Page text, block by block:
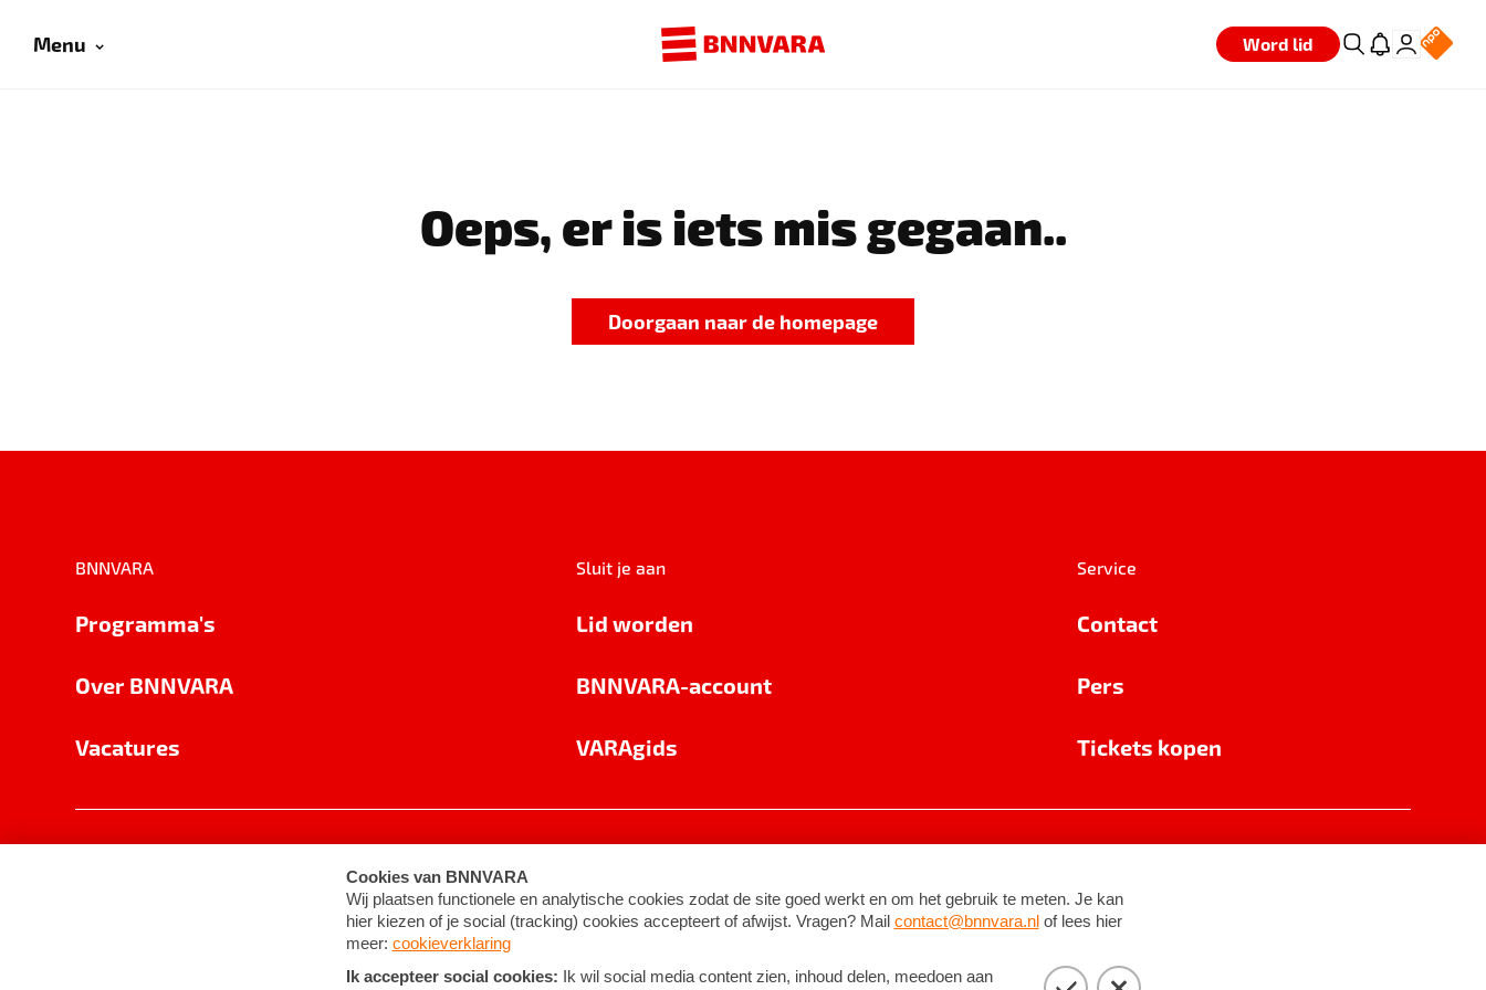
Menu Word lid
Oeps, er is iets mis gegaan..
Doorgaan naar de homepage
BNNVARA
Programma's
Over BNNVARA
Vacatures
Sluit je aan
Lid worden
BNNVARA-account
VARAgids
Service
Contact
Pers
Tickets kopen
Cookie-instellingen Algemene voorwaarden ©2026BNNVARA